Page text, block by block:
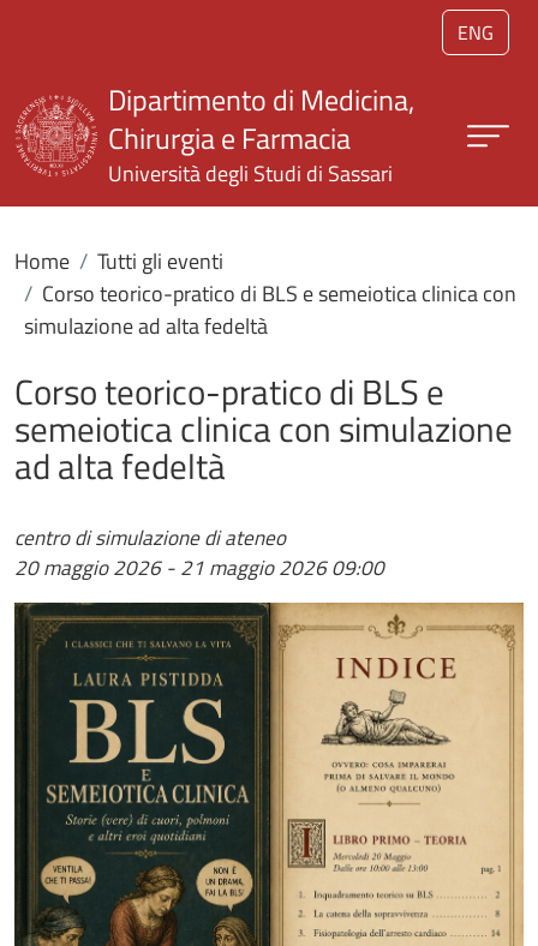
Salta al contenuto principale
ENG
Dipartimento di Medicina,
Chirurgia e Farmacia
Università degli Studi di Sassari
Home
Tutti gli eventi
Corso teorico-pratico di BLS e semeiotica clinica con
simulazione ad alta fedeltà
Corso teorico-pratico di BLS e
semeiotica clinica con simulazione
ad alta fedeltà
centro di simulazione di ateneo
20 maggio 2026-21 maggio 202609:00